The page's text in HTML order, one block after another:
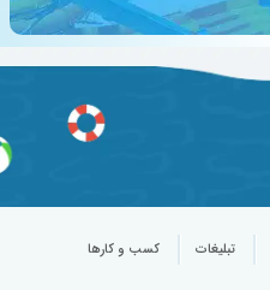
تبلیغات کسب و کارها